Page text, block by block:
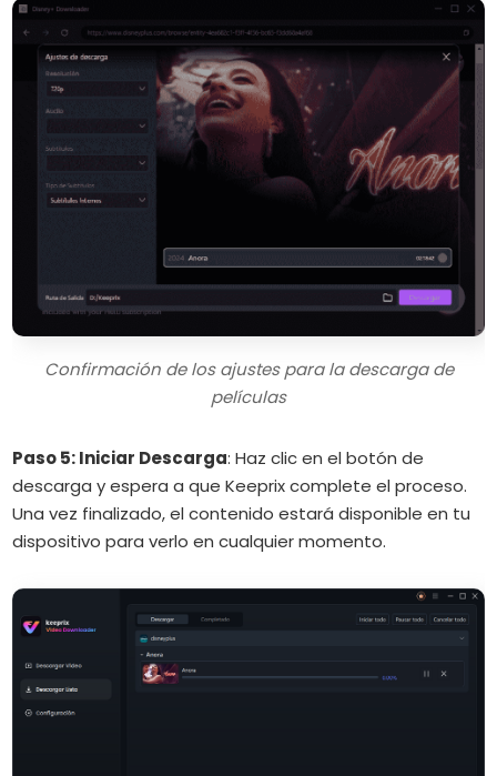
Confirmación de los ajustes para la descarga de
películas
Paso 5: Iniciar Descarga:Haz clic en el botón de
descarga y espera a que Keeprix complete el proceso.
Una vez finalizado, el contenido estará disponible en tu
dispositivo para verlo en cualquier momento.